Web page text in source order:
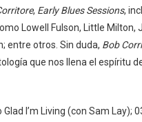
, Early Blues Sessions,
Lowell Fulson, Little Milton,
entre otros. Sin duda, Bob
que nos llena el espíritu
I’m Living (con Sam Lay);